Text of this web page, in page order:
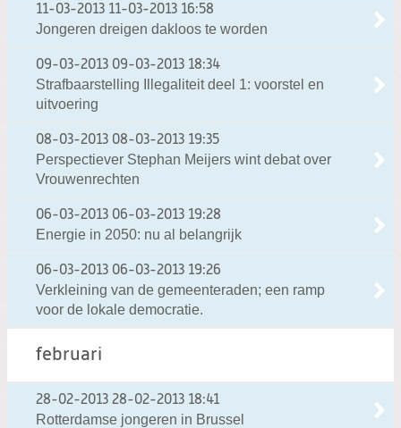
11-03-2013 11-03-2013 16:58
Jongeren dreigen dakloos te worden
09-03-2013 09-03-2013 18:34
Strafbaarstelling Illegaliteit deel 1: voorstel en
uitvoering
08-03-2013 08-03-2013 19:35
Perspectiever Stephan Meijers wint debat over
Vrouwenrechten
06-03-2013 06-03-2013 19:28
Energie in 2050: nu al belangrijk
06-03-2013 06-03-2013 19:26
Verkleining van de gemeenteraden; een ramp
voor de lokale democratie.
februari
28-02-2013 28-02-2013 18:41
Rotterdamse jongeren in Brussel